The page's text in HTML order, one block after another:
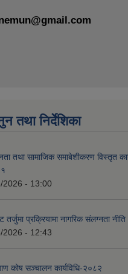
तथा निर्देशिका
तथा सामाजिक समाबेशीकरण विस्तृत
2026 - 13:00
तर्जुमा प्रक्रियामा नागरिक संलग्नता
2026 - 12:43
कोष सञ्चालन कार्यविधि-२०८२